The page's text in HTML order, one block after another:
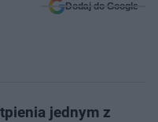
Dodaj do Google
jednym z